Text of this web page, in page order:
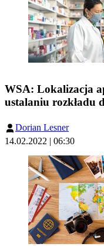
WSA: Lokalizacja
ustalaniu rozkładu
Dorian Lesner
14.02.2022 | 06:30